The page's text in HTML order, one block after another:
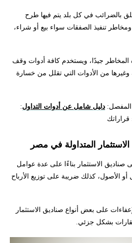
بالضرائب في كل بلد يتم فيها طرح
ومخاطر تنفيذ الصفقات سواء بيع أو شراء،
المخاطر جيدًا، ويستخدم كافة أدوات وقف
وغيرها من الأدوات التي تقلل من خسارة
المفصل: دليل شامل عن أدوات التداول:
المتداولة في مصر
الاستثمار بناءًا على عدة عوامل
الأصول، كذلك ضريبة على توزيع الأرباح
على بعض أنواع صناديق الاستثمار
بشكل جزئي.